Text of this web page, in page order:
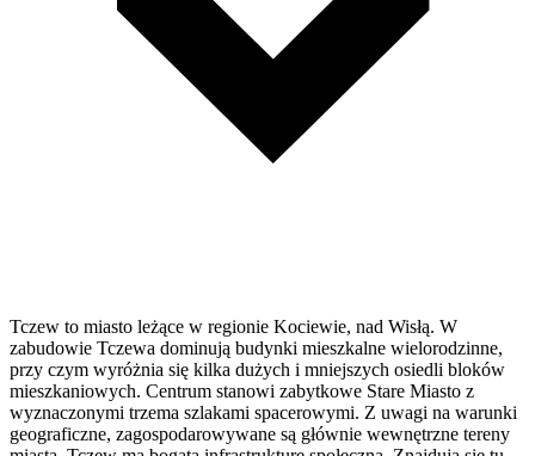
Tczew to miasto leżące w regionie Kociewie, nad Wisłą. W
zabudowie Tczewa dominują budynki mieszkalne wielorodzinne,
przy czym wyróżnia się kilka dużych i mniejszych osiedli bloków
mieszkaniowych. Centrum stanowi zabytkowe Stare Miasto z
wyznaczonymi trzema szlakami spacerowymi. Z uwagi na warunki
geograficzne, zagospodarowywane są głównie wewnętrzne tereny